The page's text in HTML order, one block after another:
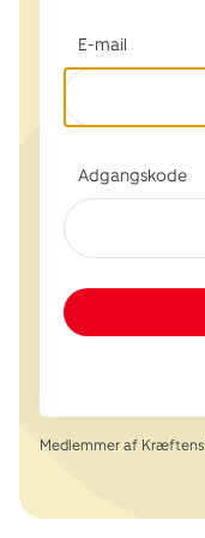
E-mail
Adgangskode
Medlemmer af